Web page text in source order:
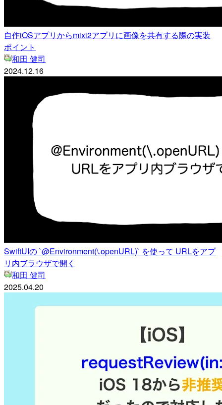
自作iOSアプリからmixi2アプリに画像を共有する際の実装
ポイント
和田 健司
2024.12.16
SwiftUIの `@Environment(\.openURL)` を使って URLをアプ
リ内ブラウザで開く
和田 健司
2025.04.20